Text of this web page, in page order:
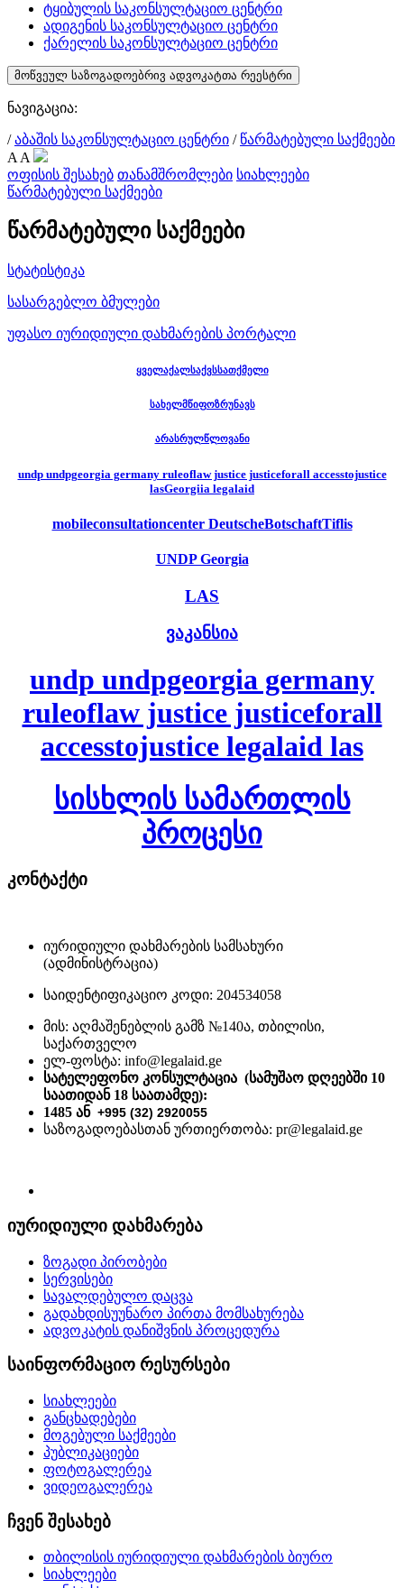
ტყიბულის საკონსულტაციო ცენტრი
ადიგენის საკონსულტაციო ცენტრი
ქარელის საკონსულტაციო ცენტრი
მოწვეულ საზოგადოებრივ ადვოკატთა რეესტრი
ნავიგაცია:
/ აბაშის საკონსულტაციო ცენტრი / წარმატებული საქმეები
A A
ოფისის შესახებ თანამშრომლები სიახლეები
წარმატებული საქმეები
წარმატებული საქმეები
სტატისტიკა
სასარგებლო ბმულები
უფასო იურიდიული დახმარების პორტალი
ყველაქალსაქვსსათქმელი
სახელმწიფოზრუნავს
არასრულწლოვანი
undp undpgeorgia germany ruleoflaw justice justiceforall accesstojustice
lasGeorgiia legalaid
mobileconsultationcenter DeutscheBotschaftTiflis
UNDP Georgia
LAS
ვაკანსია
undp undpgeorgia germany
ruleoflaw justice justiceforall
accesstojustice legalaid las
სისხლის სამართლის
პროცესი
კონტაქტი
იურიდიული დახმარების სამსახური
(ადმინისტრაცია)
საიდენტიფიკაციო კოდი: 204534058
მის: აღმაშენებლის გამზ №140ა, თბილისი,
საქართველო
ელ-ფოსტა: info@legalaid.ge
სატელეფონო კონსულტაცია (სამუშაო დღეებში 10
საათიდან 18 საათამდე):
1485 ან +995 (32) 2920055
საზოგადოებასთან ურთიერთობა: pr@legalaid.ge
იურიდიული დახმარება
ზოგადი პირობები
სერვისები
სავალდებულო დაცვა
გადახდისუუნარო პირთა მომსახურება
ადვოკატის დანიშვნის პროცედურა
საინფორმაციო რესურსები
სიახლეები
განცხადებები
მოგებული საქმეები
პუბლიკაციები
ფოტოგალერეა
ვიდეოგალერეა
ჩვენ შესახებ
თბილისის იურიდიული დახმარების ბიურო
სიახლეები